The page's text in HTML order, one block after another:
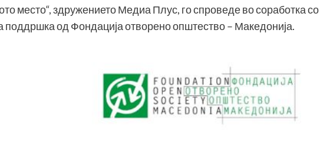
место“, здружението Медиа Плус, го спроведе во соработка со
поддршка од Фондација отворено општество – Македонија.